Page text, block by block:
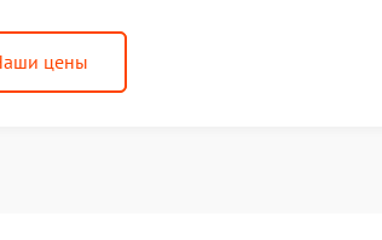
цены